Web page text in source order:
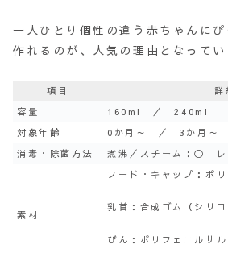
一人ひとり個性の違う赤ちゃんに
作れるのが、人気の理由となってい
項目
詳
容量
160ml ／ 240ml
対象年齢
0か月～ ／ 3か月～
消毒・除菌方法
煮沸／スチーム：〇
素材
フード・キャップ：ポ
乳首：合成ゴム（シリコ
びん：ポリフェニルサ